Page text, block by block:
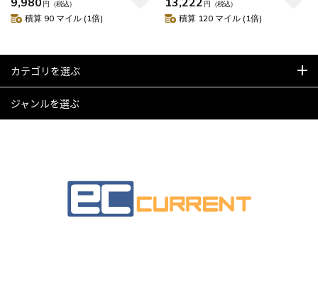
円 （税込）
積算 90 マイル (1倍)
円 （税込）
積算 120 マイル (1倍)
カテゴリを選ぶ
ジャンルを選ぶ